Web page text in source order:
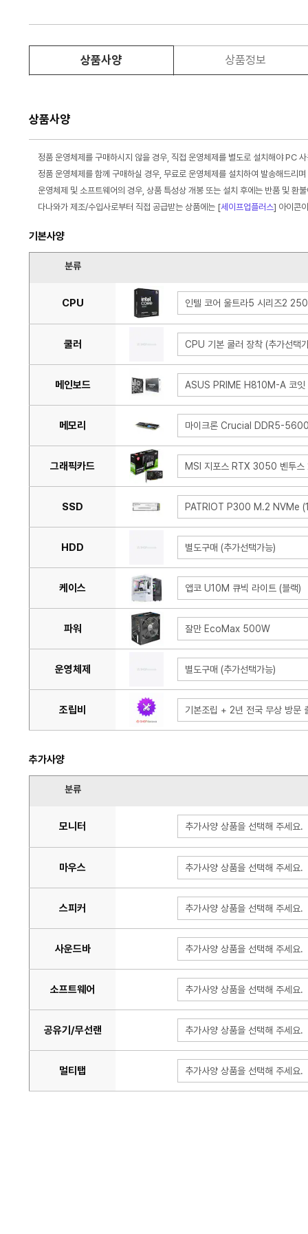
상품사양 상품정보
상품사양
정품 운영체제를 구매하시지 않을 경우, 직접 운영체제를 별도로 설치해야 PC
정품 운영체제를 함께 구매하실 경우, 무료로 운영체제를 설치하여 발송해드리
운영체제 및 소프트웨어의 경우, 상품 특성상 개봉 또는 설치 후에는 반품 및 환
다나와가 제조/수입사로부터 직접 공급받는 상품에는 [세이프업플러스] 아이콘
기본사양
분류
CPU 인텔 코어 울트라5 시리즈2
쿨러 CPU 기본 쿨러 장착 (추가선택
메인보드 ASUS PRIME H810M-A 코잇
메모리 마이크론 Crucial DDR5-
그래픽카드 MSI 지포스 RTX 3050 벤투
SSD PATRIOT P300 M.2 NVMe
HDD 별도구매 (추가선택가능)
케이스 앱코 U10M 큐빅 라이트 (블랙)
파워 잘만 EcoMax 500W
운영체제 별도구매 (추가선택가능)
조립비 기본조립 + 2년 전국 무상 방문
추가사양
분류
모니터 추가사양 상품을 선택해 주세요.
마우스 추가사양 상품을 선택해 주세요.
스피커 추가사양 상품을 선택해 주세요.
사운드바 추가사양 상품을 선택해 주세요.
소프트웨어 추가사양 상품을 선택해 주세요.
공유기/무선랜 추가사양 상품을 선택해 주세요.
멀티탭 추가사양 상품을 선택해 주세요.